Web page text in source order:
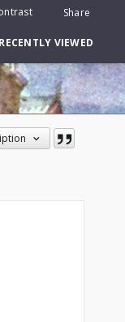
Share
RECENTLY VIEWED